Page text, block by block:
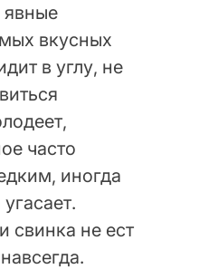
явные
вкусных
в углу, не
часто
иногда
свинка не ест